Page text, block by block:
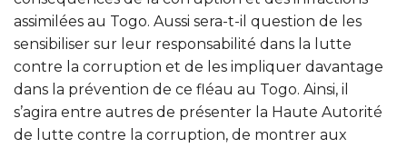
assimilées au Togo. Aussi sera-t-il question de les
sensibiliser sur leur responsabilité dans la lutte
contre la corruption et de les impliquer davantage
dans la prévention de ce fléau au Togo. Ainsi, il
s’agira entre autres de présenter la Haute Autorité
de lutte contre la corruption, de montrer aux